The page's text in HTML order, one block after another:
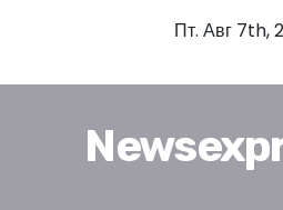
Пт. Авг 7th,